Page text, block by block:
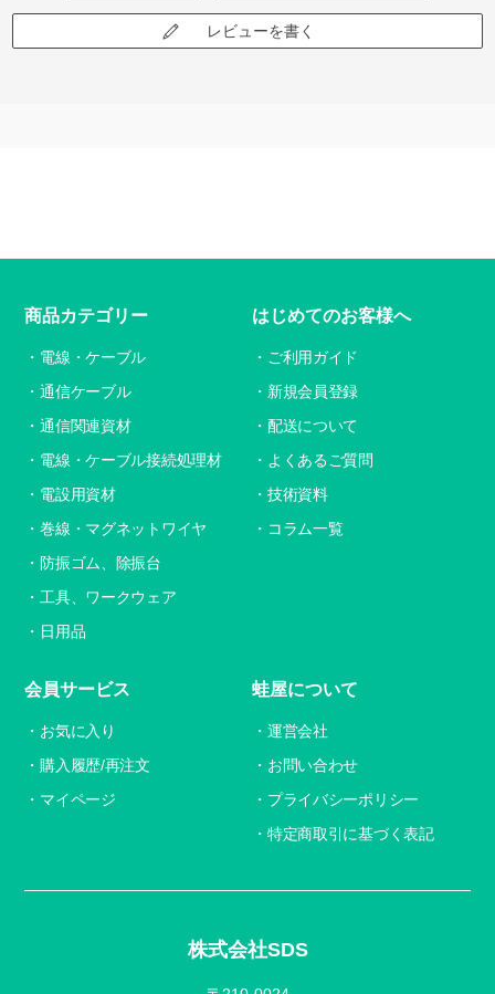
レビューを書く
株式会社SDS
商品カテゴリー
電線・ケーブル
通信ケーブル
通信関連資材
電線・ケーブル接続処理材
電設用資材
巻線・マグネットワイヤ
防振ゴム、除振台
工具、ワークウェア
日用品
はじめてのお客様へ
ご利用ガイド
新規会員登録
配送について
よくあるご質問
技術資料
コラム一覧
会員サービス
お気に入り
購入履歴/再注文
マイページ
蛙屋について
運営会社
お問い合わせ
プライバシーポリシー
特定商取引に基づく表記